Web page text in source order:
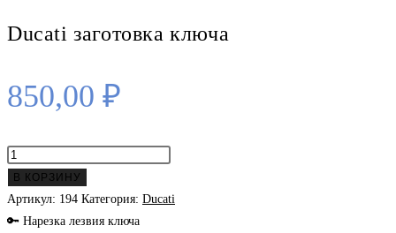
Ducati заготовка ключа
850,00 ₽
Количество
товара
Ducati
заготовка
В КОРЗИНУ
Артикул: 194 Категория: Ducati
🔑 Нарезка лезвия ключа